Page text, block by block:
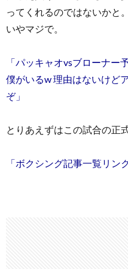
ってくれるのではないかと。
いやマジで。
「パッキャオvsブローナー
僕がいるw 理由はないけど
ぞ」
とりあえずはこの試合の正
「ボクシング記事一覧リン